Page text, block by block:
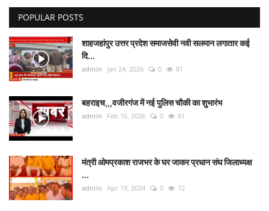
देश/दुनिया
राज्य
राजनीतिक
धर्म-आस्था
हेल्थ/स्वस्थ
शिक्षा
POPULAR POSTS
शाहजहांपुर उत्तर प्रदेश समाजसेवी नवी सलमान लगातार कई
दि...
admin Jan 24, 2026 0 81
बहराइच,,,वजीरगंज में नई पुलिस चौकी का शुभारंभ
admin Feb 16, 2026 0 81
मंत्री ओमप्रकाश राजभर के घर जाकर प्रधान संघ जिलाध्यक्ष
...
admin Apr 19, 2024 0 72